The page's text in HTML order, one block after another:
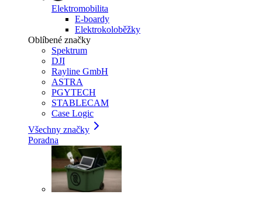
Elektromobilita
E-boardy
Elektrokoloběžky
Oblíbené značky
Spektrum
DJI
Rayline GmbH
ASTRA
PGYTECH
STABLECAM
Case Logic
Všechny značky
Poradna